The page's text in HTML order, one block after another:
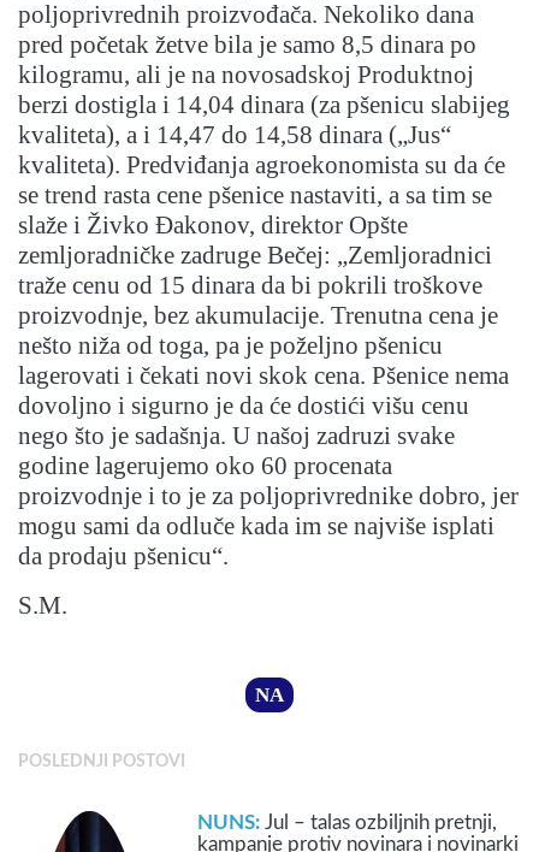
poljoprivrednih proizvođača. Nekoliko dana
pred početak žetve bila je samo 8,5 dinara po
kilogramu, ali je na novosadskoj Produktnoj
berzi dostigla i 14,04 dinara (za pšenicu slabijeg
kvaliteta), a i 14,47 do 14,58 dinara („Jus“
kvaliteta). Predviđanja agroekonomista su da će
se trend rasta cene pšenice nastaviti, a sa tim se
slaže i Živko Đakonov, direktor Opšte
zemljoradničke zadruge Bečej: „Zemljoradnici
traže cenu od 15 dinara da bi pokrili troškove
proizvodnje, bez akumulacije. Trenutna cena je
nešto niža od toga, pa je poželjno pšenicu
lagerovati i čekati novi skok cena. Pšenice nema
dovoljno i sigurno je da će dostići višu cenu
nego što je sadašnja. U našoj zadruzi svake
godine lagerujemo oko 60 procenata
proizvodnje i to je za poljoprivrednike dobro, jer
mogu sami da odluče kada im se najviše isplati
da prodaju pšenicu“.
S.M.
NA
POSLEDNJI POSTOVI
NUNS:Jul – talas ozbiljnih pretnji,
kampanje protiv novinara i novinarki